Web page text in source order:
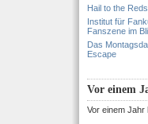
Hail to the
Institut für
Fanszene im
Das
Escape
Vor einem
Vor einem Jahr